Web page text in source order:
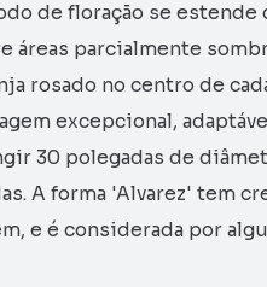
de floração se estende
áreas parcialmente
rosado no centro de
excepcional,
30 polegadas de
A forma 'Alvarez' tem
e é considerada por